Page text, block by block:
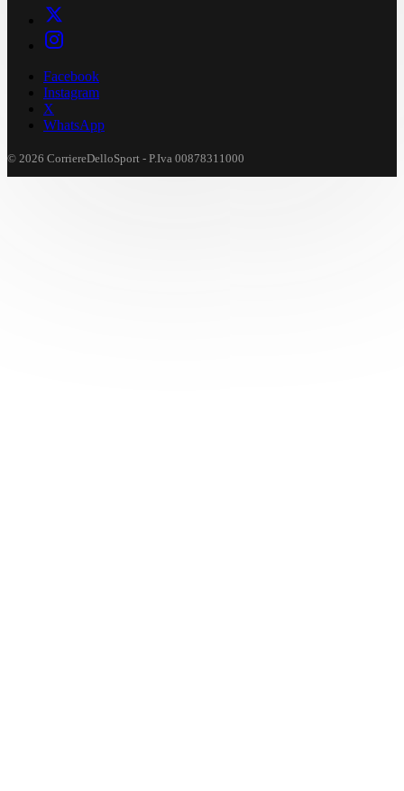
Facebook
Instagram
X
WhatsApp
© 2026 CorriereDelloSport - P.Iva 00878311000